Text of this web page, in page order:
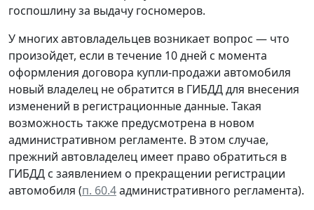
госпошлину за выдачу госномеров.
У многих автовладельцев возникает вопрос — что
произойдет, если в течение 10 дней с момента
оформления договора купли-продажи автомобиля
новый владелец не обратится в ГИБДД для внесения
изменений в регистрационные данные. Такая
возможность также предусмотрена в новом
административном регламенте. В этом случае,
прежний автовладелец имеет право обратиться в
ГИБДД с заявлением о прекращении регистрации
автомобиля (п. 60.4административного регламента).